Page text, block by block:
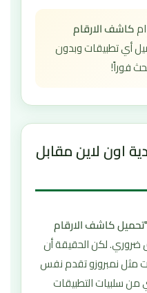
كاشف الارقام
أي تطبيقات وبدون
اون لاين مقابل
تحميل كاشف الارقام
ضروري. لكن الحقيقة أن
مثل نمبروزو تقدم نفس
سلبيات التطبيقات